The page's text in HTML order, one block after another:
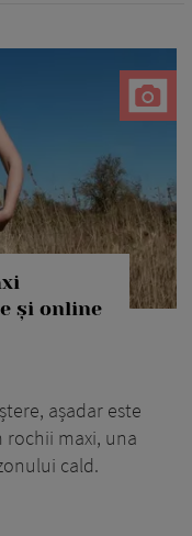
și online
așadar este
maxi, una
cald.